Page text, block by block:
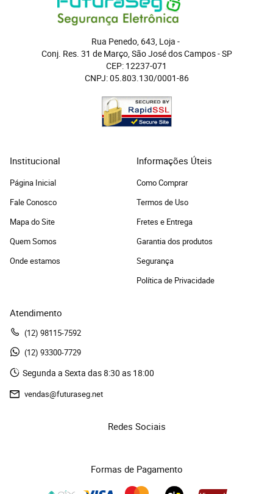
Rua Penedo, 643, Loja -
Conj. Res. 31 de Março, São José dos Campos - SP
CEP: 12237-071
CNPJ: 05.803.130/0001-86
Institucional
Página Inicial
Fale Conosco
Mapa do Site
Quem Somos
Onde estamos
Informações Úteis
Como Comprar
Termos de Uso
Fretes e Entrega
Garantia dos produtos
Segurança
Política de Privacidade
Atendimento
(12) 98115-7592
(12) 93300-7729
Segunda a Sexta das 8:30 as 18:00
vendas@futuraseg.net
Redes Sociais
Formas de Pagamento